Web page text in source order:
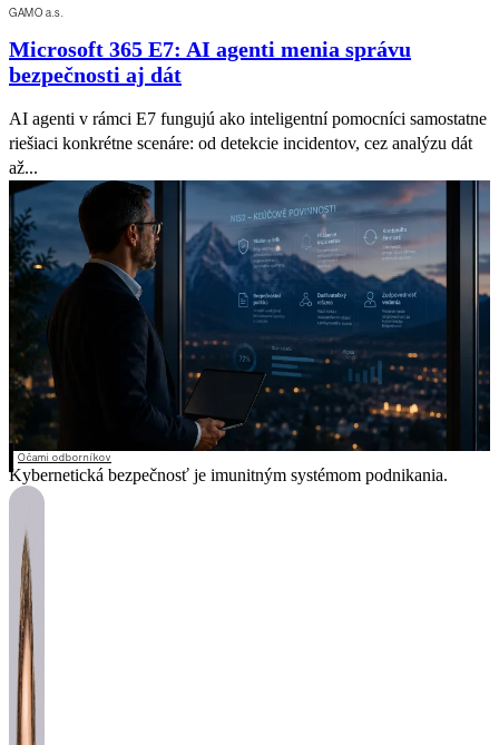
GAMO a.s.
Microsoft 365 E7: AI agenti menia správu
bezpečnosti aj dát
AI agenti v rámci E7 fungujú ako inteligentní pomocníci samostatne
riešiaci konkrétne scenáre: od detekcie incidentov, cez analýzu dát
až...
Očami odborníkov
Kybernetická bezpečnosť je imunitným systémom podnikania.